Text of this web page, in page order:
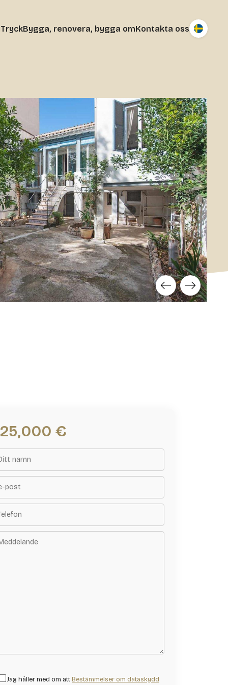
TryckBygga, renovera, bygga omKontakta oss
€
Jag håller med om attBestämmelser om dataskydd